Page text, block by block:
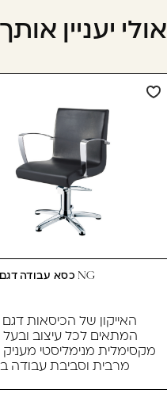
אולי יעניין
כסא עבודה דגם 8019 NG
המתאים לכל עיצוב ובעל
מקסימלית מנימליסטי מעניק
מרבית וסביבת עבודה